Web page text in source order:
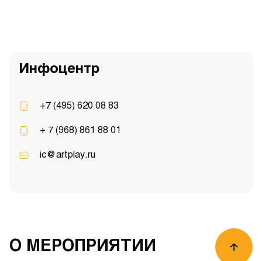
Инфоцентр
+7 (495) 620 08 83
+ 7 (968) 861 88 01
ic@artplay.ru
О МЕРОПРИЯТИИ